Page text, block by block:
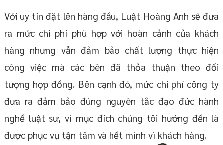
Với uy tín đặt lên hàng đầu, Luật Hoàng Anh sẽ đưa
ra mức chi phí phù hợp với hoàn cảnh của khách
hàng nhưng vẫn đảm bảo chất lượng thực hiện
công việc mà các bên đã thỏa thuận theo đối
tượng hợp đồng. Bên cạnh đó, mức chi phí công ty
đưa ra đảm bảo đúng nguyên tắc đạo đức hành
nghề luật sư, vì mục đích chúng tôi hướng đến là
được phục vụ tận tâm và hết mình vì khách hàng.